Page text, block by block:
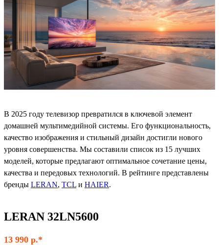
В 2025 году телевизор превратился в ключевой элемент
домашней мультимедийной системы. Его функциональность,
качество изображения и стильный дизайн достигли нового
уровня совершенства. Мы составили список из 15 лучших
моделей, которые предлагают оптимальное сочетание цены,
качества и передовых технологий. В рейтинге представлены
бренды LERAN, TCL и HAIER.
LERAN 32LN5600
13 990 р.*